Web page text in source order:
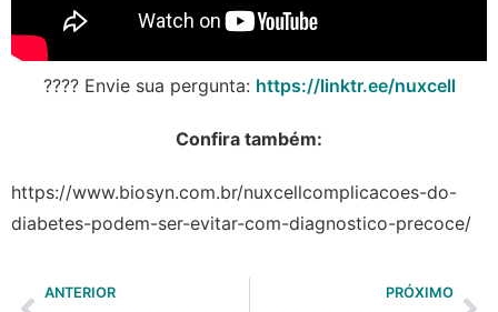
???? Envie sua pergunta: https://linktr.ee/nuxcell
Confira também:
https://www.biosyn.com.br/nuxcellcomplicacoes-do-
diabetes-podem-ser-evitar-com-diagnostico-precoce/
ANTERIOR PRÓXIMO